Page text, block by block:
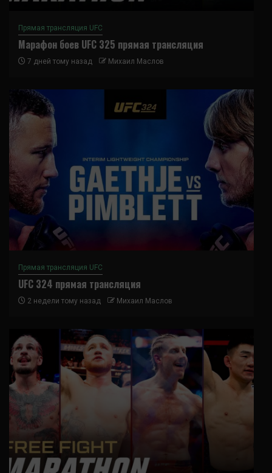
Прямая трансляция UFC
Марафон боев UFC 325 прямая трансляция
7 дней тому назад Михаил Маслов
Прямая трансляция UFC
UFC 324 прямая трансляция
2 недели тому назад Михаил Маслов